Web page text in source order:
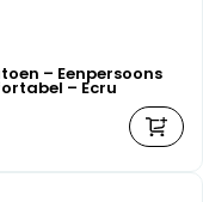
– Eenpersoons
– Ecru